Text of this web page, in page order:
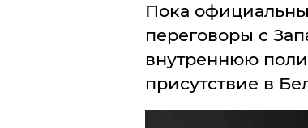
Пока
переговоры с
внутреннюю
присутствие в